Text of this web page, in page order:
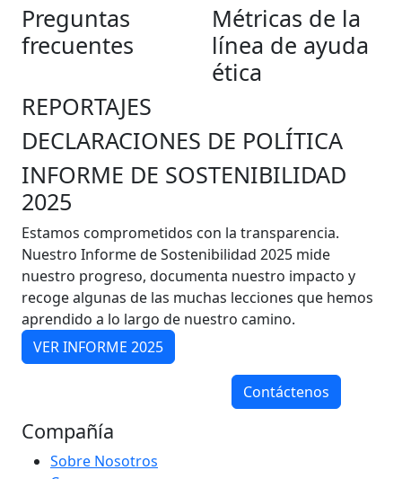
Preguntas
frecuentes
Métricas de la
línea de ayuda
ética
REPORTAJES
DECLARACIONES DE POLÍTICA
INFORME DE SOSTENIBILIDAD
2025
Estamos comprometidos con la transparencia.
Nuestro Informe de Sostenibilidad 2025 mide
nuestro progreso, documenta nuestro impacto y
recoge algunas de las muchas lecciones que hemos
aprendido a lo largo de nuestro camino.
VER INFORME 2025
Contáctenos
Compañía
Sobre Nosotros